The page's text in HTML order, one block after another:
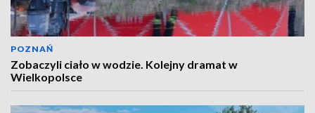
POZNAŃ
Zobaczyli ciało w wodzie. Kolejny dramat w
Wielkopolsce